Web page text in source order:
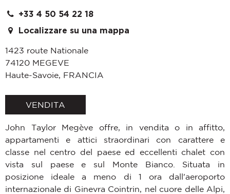
+33 4 50 54 22 18
Localizzare su una mappa
1423 route Nationale
74120 MEGEVE
Haute-Savoie, FRANCIA
VENDITA
John Taylor Megève offre, in vendita o in affitto,
appartamenti e attici straordinari con carattere e
classe nel centro del paese ed eccellenti chalet con
vista sul paese e sul Monte Bianco. Situata in
posizione ideale a meno di 1 ora dall'aeroporto
internazionale di Ginevra Cointrin, nel cuore delle Alpi,